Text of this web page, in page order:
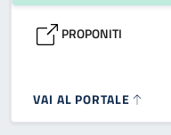
PROPONITI
VAI AL PORTALE